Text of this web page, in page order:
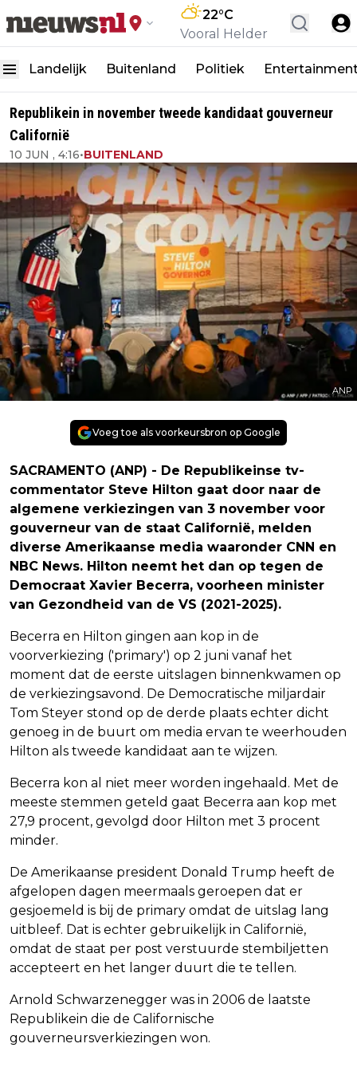
22°C
Vooral Helder
Landelijk Buitenland Politiek
Republikein in november tweede kandidaat gouverneur
Californië
10 JUN , 4:16•BUITENLAND
ANP
Voeg toe als voorkeursbron op Google
SACRAMENTO (ANP) - De Republikeinse tv-
commentator Steve Hilton gaat door naar de
algemene verkiezingen van 3 november voor
gouverneur van de staat Californië, melden
diverse Amerikaanse media waaronder CNN en
NBC News. Hilton neemt het dan op tegen de
Democraat Xavier Becerra, voorheen minister
van Gezondheid van de VS (2021-2025).
Becerra en Hilton gingen aan kop in de
voorverkiezing ('primary') op 2 juni vanaf het
moment dat de eerste uitslagen binnenkwamen op
de verkiezingsavond. De Democratische miljardair
Tom Steyer stond op de derde plaats echter dicht
genoeg in de buurt om media ervan te weerhouden
Hilton als tweede kandidaat aan te wijzen.
Becerra kon al niet meer worden ingehaald. Met de
meeste stemmen geteld gaat Becerra aan kop met
27,9 procent, gevolgd door Hilton met 3 procent
minder.
De Amerikaanse president Donald Trump heeft de
afgelopen dagen meermaals geroepen dat er
gesjoemeld is bij de primary omdat de uitslag lang
uitbleef. Dat is echter gebruikelijk in Californië,
omdat de staat per post verstuurde stembiljetten
accepteert en het langer duurt die te tellen.
Arnold Schwarzenegger was in 2006 de laatste
Republikein die de Californische
gouverneursverkiezingen won.